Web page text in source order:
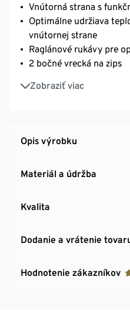
Vnútorná strana s
Optimálne udržiava
vnútornej strane
Raglánové rukávy pre
2 bočné vrecká na zips
Zobraziť viac
Kapucňa so sťahovacou
S elastanom: dobre drží
zároveň umožňuje
Opis výrobku
Materiál a údržba
Kvalita
Dodanie a vrátenie
Hodnotenie zákazníkov